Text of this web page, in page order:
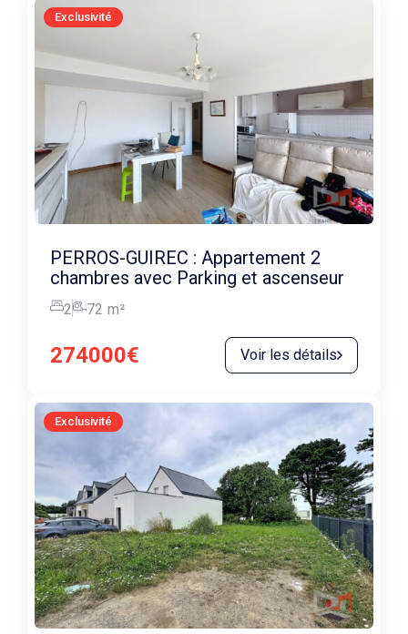
Exclusivité
PERROS-GUIREC : Appartement 2
chambres avec Parking et ascenseur
2 72 m²
274000€ Voir les détails
Exclusivité